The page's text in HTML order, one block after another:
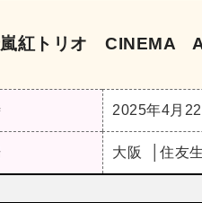
嵐紅トリオ CINEMA A
2025年4月22
大阪 住友